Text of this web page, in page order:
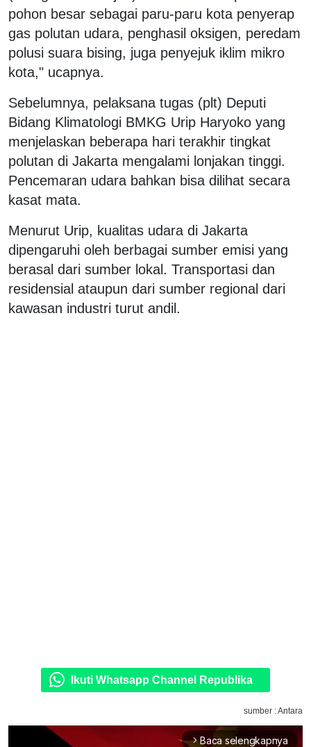
pohon besar sebagai paru-paru kota penyerap
gas polutan udara, penghasil oksigen, peredam
polusi suara bising, juga penyejuk iklim mikro
kota," ucapnya.
Sebelumnya, pelaksana tugas (plt) Deputi
Bidang Klimatologi BMKG Urip Haryoko yang
menjelaskan beberapa hari terakhir tingkat
polutan di Jakarta mengalami lonjakan tinggi.
Pencemaran udara bahkan bisa dilihat secara
kasat mata.
Menurut Urip, kualitas udara di Jakarta
dipengaruhi oleh berbagai sumber emisi yang
berasal dari sumber lokal. Transportasi dan
residensial ataupun dari sumber regional dari
kawasan industri turut andil.
Ikuti Whatsapp Channel Republika
sumber : Antara
arrow_forward_ios Baca selengkapnya